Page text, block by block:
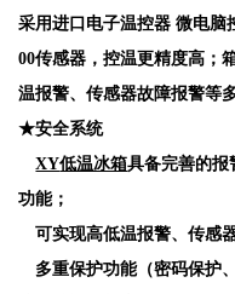
采用进口电子温控器 微电脑
00传感器，控温更精度高；
温报警、传感器故障报警等
★安全系统
XY低温冰箱具备完善的报
功能；
可实现高低温报警、传感
多重保护功能（密码保护